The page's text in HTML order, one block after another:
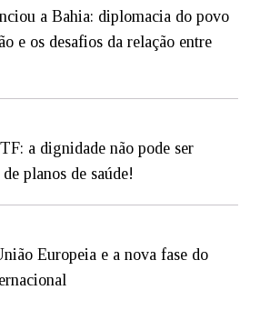
a Bahia: diplomacia do povo
e os desafios da relação entre
a dignidade não pode ser
planos de saúde!
Europeia e a nova fase do